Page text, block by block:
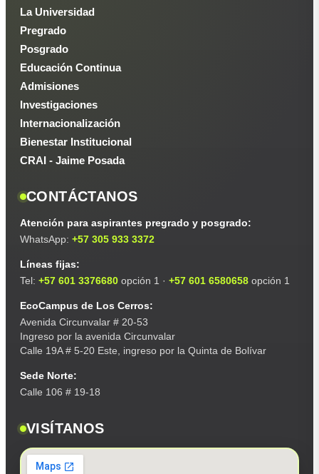
La Universidad
Pregrado
Posgrado
Educación Continua
Admisiones
Investigaciones
Internacionalización
Bienestar Institucional
CRAI - Jaime Posada
CONTÁCTANOS
Atención para aspirantes pregrado y posgrado:
WhatsApp: +57 305 933 3372
Líneas fijas:
Tel: +57 601 3376680 opción 1 · +57 601 6580658 opción 1
EcoCampus de Los Cerros:
Avenida Circunvalar # 20-53
Ingreso por la avenida Circunvalar
Calle 19A # 5-20 Este, ingreso por la Quinta de Bolívar
Sede Norte:
Calle 106 # 19-18
VISÍTANOS